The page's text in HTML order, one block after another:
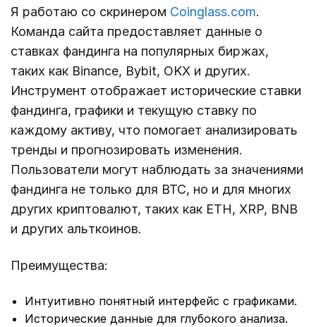
Я работаю со скринером Coinglass.com.
Команда сайта предоставляет данные о
ставках фандинга на популярных биржах,
таких как Binance, Bybit, OKX и других.
Инструмент отображает исторические ставки
фандинга, графики и текущую ставку по
каждому активу, что помогает анализировать
тренды и прогнозировать изменения.
Пользователи могут наблюдать за значениями
фандинга не только для BTC, но и для многих
других криптовалют, таких как ETH, XRP, BNB
и других альткоинов.
Преимущества:
Интуитивно понятный интерфейс с графиками.
Исторические данные для глубокого анализа.